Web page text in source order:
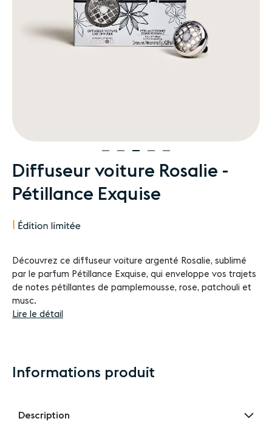
Passer
au
début
la
Galerie
Diffuseur voiture Rosalie -
Pétillance Exquise
Découvrez ce diffuseur voiture argenté Rosalie, sublimé
par le parfum Pétillance Exquise, qui enveloppe vos trajets
de notes pétillantes de pamplemousse, rose, patchouli et
musc.
Lire le détail
Informations produit
Description